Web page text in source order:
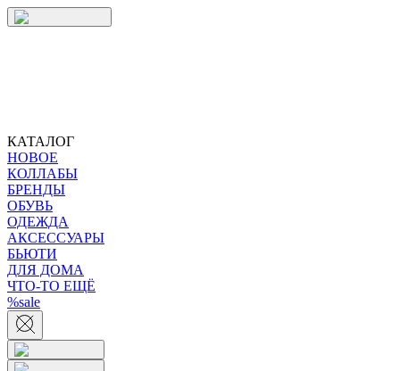
КАТАЛОГ
НОВОЕ
КОЛЛАБЫ
БРЕНДЫ
ОБУВЬ
ОДЕЖДА
АКСЕССУАРЫ
БЬЮТИ
ДЛЯ ДОМА
ЧТО-ТО ЕЩЁ
%sale